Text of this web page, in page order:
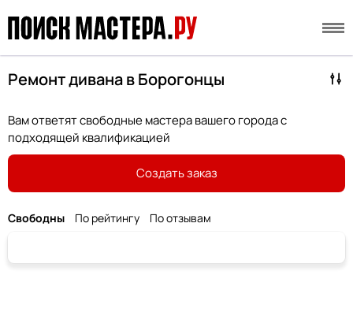
Ремонт дивана в Борогонцы
Вам ответят свободные мастера вашего города с
подходящей квалификацией
Создать заказ
Свободны По рейтингу По отзывам